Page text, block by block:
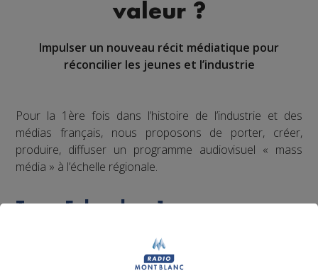
valeur ?
Impulser un nouveau récit médiatique pour
réconcilier les jeunes et l’industrie
Pour la 1ère fois dans l’histoire de l’industrie et des
médias français, nous proposons de porter, créer,
produire, diffuser un programme audiovisuel « mass
média » à l’échelle régionale.
Top Fab, le 1er programme
la fierté industrielle par la jeune